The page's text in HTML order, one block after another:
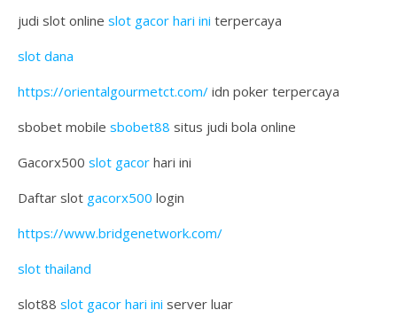
judi slot online slot gacor hari ini terpercaya
slot dana
https://orientalgourmetct.com/ idn poker terpercaya
sbobet mobile sbobet88 situs judi bola online
Gacorx500 slot gacor hari ini
Daftar slot gacorx500 login
https://www.bridgenetwork.com/
slot thailand
slot88 slot gacor hari ini server luar